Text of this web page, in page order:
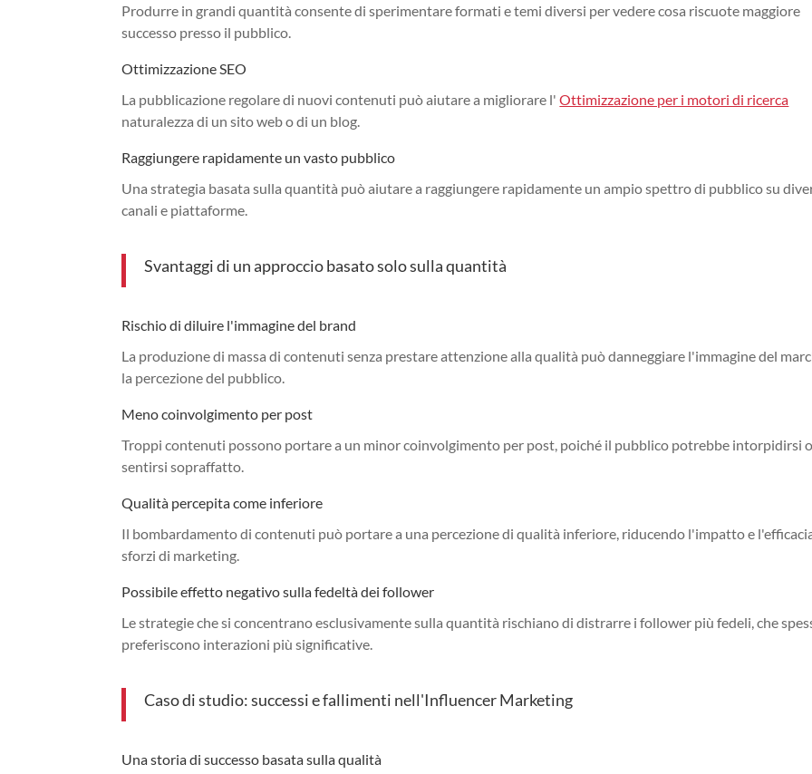
Produrre in grandi quantità consente di sperimentare formati e temi diversi per vedere cosa riscuote maggiore
successo presso il pubblico.
Ottimizzazione SEO
La pubblicazione regolare di nuovi contenuti può aiutare a migliorare l'Ottimizzazione per i motori di ricerca
naturalezza di un sito web o di un blog.
Raggiungere rapidamente un vasto pubblico
Una strategia basata sulla quantità può aiutare a raggiungere rapidamente un ampio spettro di pubblico su
canali e piattaforme.
Svantaggi di un approccio basato solo sulla quantità
Rischio di diluire l'immagine del brand
La produzione di massa di contenuti senza prestare attenzione alla qualità può danneggiare l'immagine del
la percezione del pubblico.
Meno coinvolgimento per post
Troppi contenuti possono portare a un minor coinvolgimento per post, poiché il pubblico potrebbe intorpidirsi o
sentirsi sopraffatto.
Qualità percepita come inferiore
Il bombardamento di contenuti può portare a una percezione di qualità inferiore, riducendo l'impatto e
sforzi di marketing.
Possibile effetto negativo sulla fedeltà dei follower
Le strategie che si concentrano esclusivamente sulla quantità rischiano di distrarre i follower più fedeli, che
preferiscono interazioni più significative.
Caso di studio: successi e fallimenti nell'Influencer Marketing
Una storia di successo basata sulla qualità